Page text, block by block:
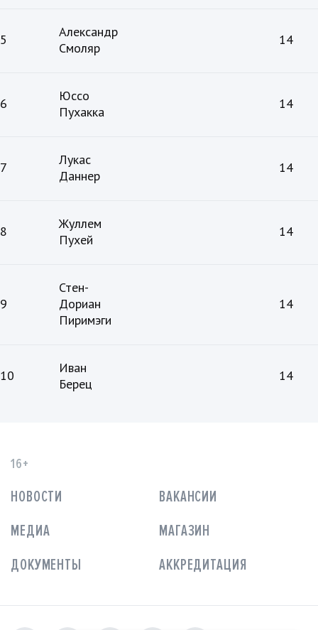
5
Александр
Смоляр
14
6
Юссо
Пухакка
14
7
Лукас
Даннер
14
8
Жуллем
Пухей
14
9
Стен-
Дориан
Пиримэги
14
10
Иван
Берец
14
16+
НОВОСТИ
ВАКАНСИИ
МЕДИА
МАГАЗИН
ДОКУМЕНТЫ
АККРЕДИТАЦИЯ